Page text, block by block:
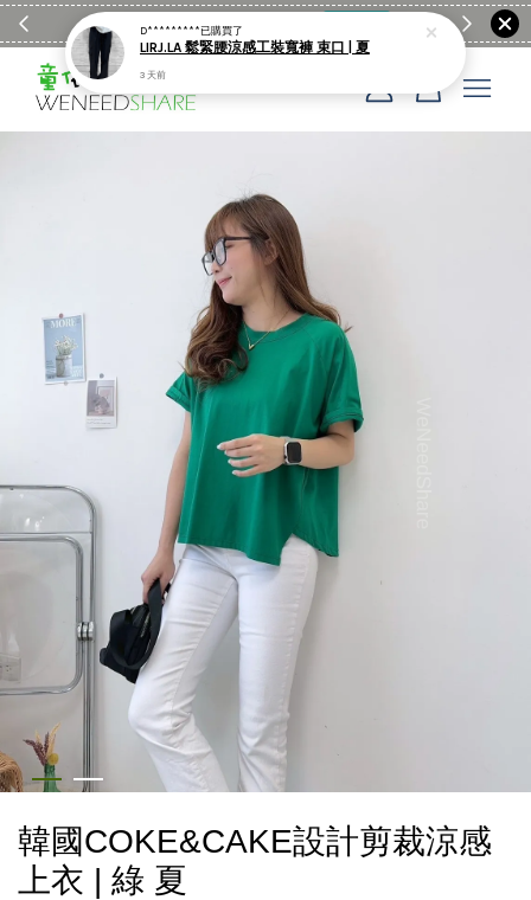
滿$1990送日亞麻棉簡約餐墊 童裝
韓國COKE&CAKE設計剪裁涼感
上衣 | 綠 夏
您的購物車目前還是空的。
繼續購物
D*********已購買了
LIRJ.LA 鬆緊腰涼感工裝寬褲 束口 | 夏
3 天前